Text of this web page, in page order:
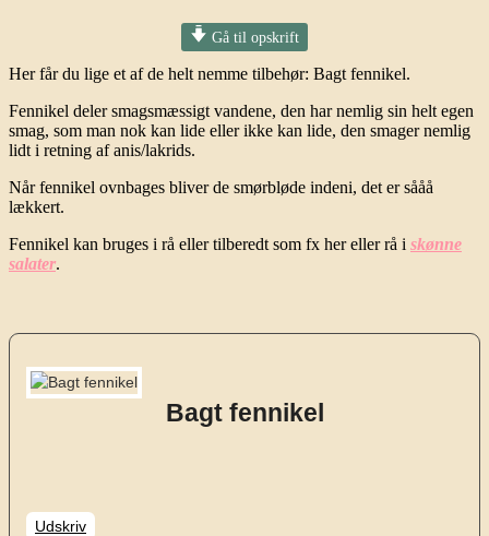
Gå til opskrift
Her får du lige et af de helt nemme tilbehør: Bagt fennikel.
Fennikel deler smagsmæssigt vandene, den har nemlig sin helt egen
smag, som man nok kan lide eller ikke kan lide, den smager nemlig
lidt i retning af anis/lakrids.
Når fennikel ovnbages bliver de smørbløde indeni, det er sååå
lækkert.
Fennikel kan bruges i rå eller tilberedt som fx her eller rå i skønne
salater.
Bagt fennikel
Udskriv